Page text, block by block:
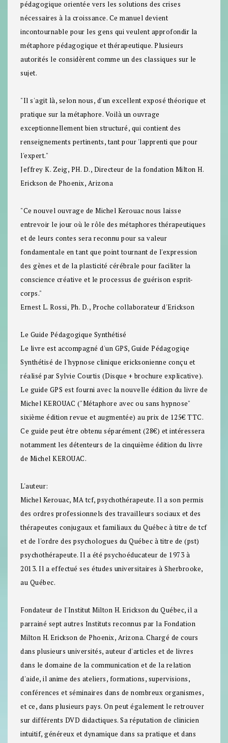
pédagogique orientée vers les solutions des crises
nécessaires à la croissance. Ce manuel devient
incontournable pour les gens qui veulent approfondir la
métaphore pédagogique et thérapeutique. Plusieurs
autorités le considèrent comme un des classiques sur le
sujet.
"Il s'agit là, selon nous, d'un excellent exposé théorique et
pratique sur la métaphore. Voilà un ouvrage
exceptionnellement bien structuré, qui contient des
renseignements pertinents, tant pour 'lapprenti que pour
l'expert."
Jeffrey K. Zeig, PH. D., Directeur de la fondation Milton H.
Erickson de Phoenix, Arizona
"Ce nouvel ouvrage de Michel Kerouac nous laisse
entrevoir le jour où le rôle des métaphores thérapeutiques
et de leurs contes sera reconnu pour sa valeur
fondamentale en tant que point tournant de l'expression
des gènes et de la plasticité cérébrale pour faciliter la
conscience créative et le processus de guérison esprit-
corps."
Ernest L. Rossi, Ph. D., Proche collaborateur d'Erickson
Le Guide Pédagogique Synthétisé
Le livre est accompagné d'un GPS, Guide Pédagogiqe
Synthétisé de l'hypnose clinique ericksonienne conçu et
réalisé par Sylvie Courtis (Disque + brochure explicative).
Le guide GPS est fourni avec la nouvelle édition du livre de
Michel KEROUAC ("Métaphore avec ou sans hypnose"
sixième édition revue et augmentée) au prix de 125€ TTC.
Ce guide peut être obtenu séparément (28€) et intéressera
notamment les détenteurs de la cinquième édition du livre
de Michel KEROUAC.
L'auteur:
Michel Kerouac, MA tcf, psychothérapeute. Il a son permis
des ordres professionnels des travailleurs sociaux et des
thérapeutes conjugaux et familiaux du Québec à titre de tcf
et de l'ordre des psychologues du Québec à titre de (pst)
psychothérapeute. Il a été psychoéducateur de 1973 à
2013. Il a effectué ses études universitaires à Sherbrooke,
au Québec.
Fondateur de l'Institut Milton H. Erickson du Québec, il a
parrainé sept autres Instituts reconnus par la Fondation
Milton H. Erickson de Phoenix, Arizona. Chargé de cours
dans plusieurs universités, auteur d'articles et de livres
dans le domaine de la communication et de la relation
d'aide, il anime des ateliers, formations, supervisions,
conférences et séminaires dans de nombreux organismes,
et ce, dans plusieurs pays. On peut également le retrouver
sur différents DVD didactiques. Sa réputation de clinicien
intuitif, généreux et dynamique dans sa pratique et dans